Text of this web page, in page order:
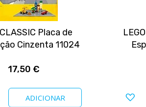
Placa de
Cinzenta 11024
17,50 €
ADICIONAR
a favoritos
Comparar